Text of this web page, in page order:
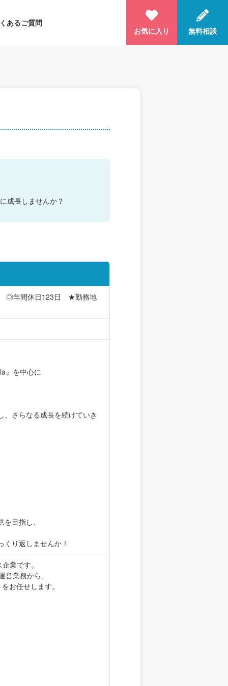
あるご質問
お気に入り
無料相談
成長しませんか？
◎年間休日123日 ★勤務地
』を中心に
さらなる成長を続けていき
目指し、
り返しませんか！
業です。
業務から、
お任せします。